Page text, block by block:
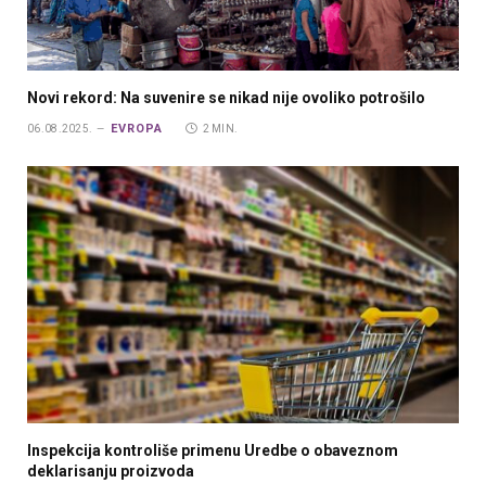
Novi rekord: Na suvenire se nikad nije ovoliko potrošilo
06.08.2025. EVROPA 2 MIN.
Inspekcija kontroliše primenu Uredbe o obaveznom
deklarisanju proizvoda